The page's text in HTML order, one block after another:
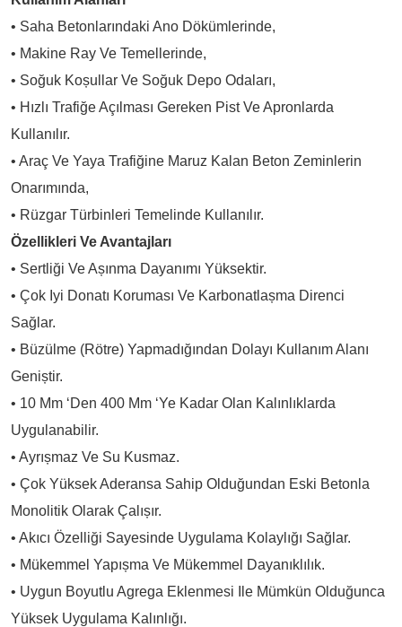
• Saha Betonlarındaki Ano Dökümlerinde,
• Makine Ray Ve Temellerinde,
• Soğuk Koșullar Ve Soğuk Depo Odaları,
• Hızlı Trafiğe Açılması Gereken Pist Ve Apronlarda
Kullanılır.
• Araç Ve Yaya Trafiğine Maruz Kalan Beton Zeminlerin
Onarımında,
• Rüzgar Türbinleri Temelinde Kullanılır.
Özellikleri Ve Avantajları
• Sertliği Ve Așınma Dayanımı Yüksektir.
• Çok Iyi Donatı Koruması Ve Karbonatlașma Direnci
Sağlar.
• Büzülme (rötre) Yapmadığından Dolayı Kullanım Alanı
Geniștir.
• 10 Mm ‘den 400 Mm ‘ye Kadar Olan Kalınlıklarda
Uygulanabilir.
• Ayrıșmaz Ve Su Kusmaz.
• Çok Yüksek Aderansa Sahip Olduğundan Eski Betonla
Monolitik Olarak Çalıșır.
• Akıcı Özelliği Sayesinde Uygulama Kolaylığı Sağlar.
• Mükemmel Yapıșma Ve Mükemmel Dayanıklılık.
• Uygun Boyutlu Agrega Eklenmesi Ile Mümkün Olduğunca
Yüksek Uygulama Kalınlığı.